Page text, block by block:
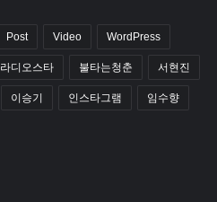
Post Video WordPress
라디오스타 불타는청춘 서현진
이승기 인스타그램 임수향